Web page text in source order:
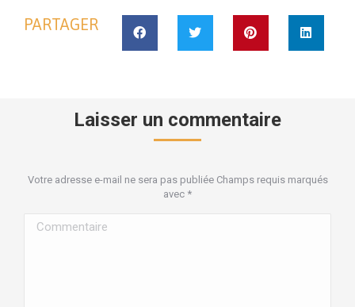
PARTAGER
Laisser un commentaire
Votre adresse e-mail ne sera pas publiée Champs requis marqués
avec *
Commentaire